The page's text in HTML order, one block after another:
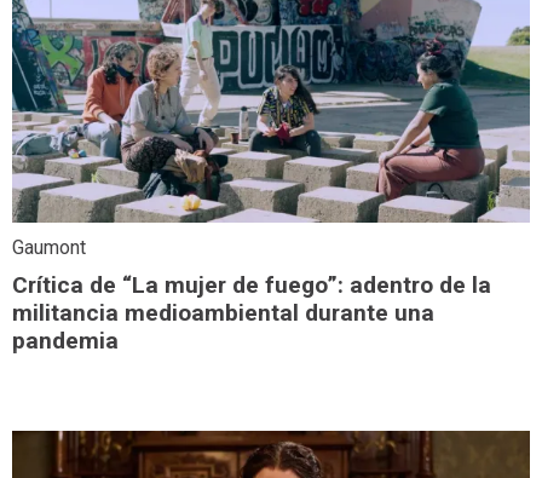
Gaumont
Crítica de “La mujer de fuego”: adentro de la
militancia medioambiental durante una
pandemia